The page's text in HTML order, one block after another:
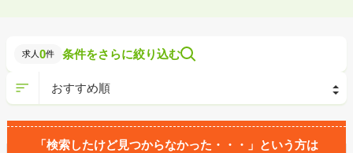
求人 0件 条件をさらに絞り込む
「検索したけど見つからなかった・・・」という方は